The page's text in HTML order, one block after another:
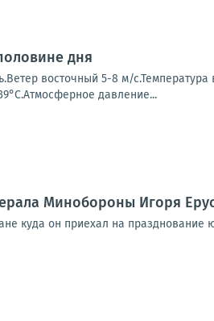
дня
восточный 5-8 м/с.Температура
давление...
Минобороны Игоря
куда он приехал на празднование